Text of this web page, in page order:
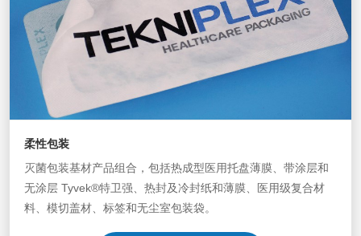
柔性包装
灭菌包装基材产品组合， 包括热成型医用托盘薄膜、带涂层和
无涂层 Tyvek®特卫强、热封及冷封纸和薄膜、医用级复合材
料、模切盖材、标签和无尘室包装袋。